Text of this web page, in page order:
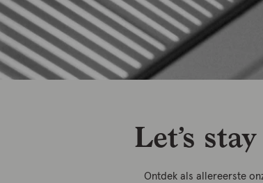
Let’s
Ontdek als allereerste